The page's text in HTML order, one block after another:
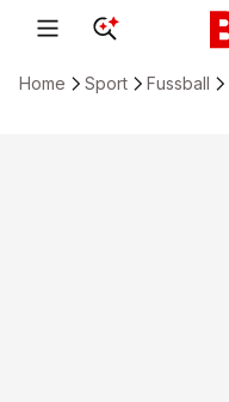
Home Sport Fussball